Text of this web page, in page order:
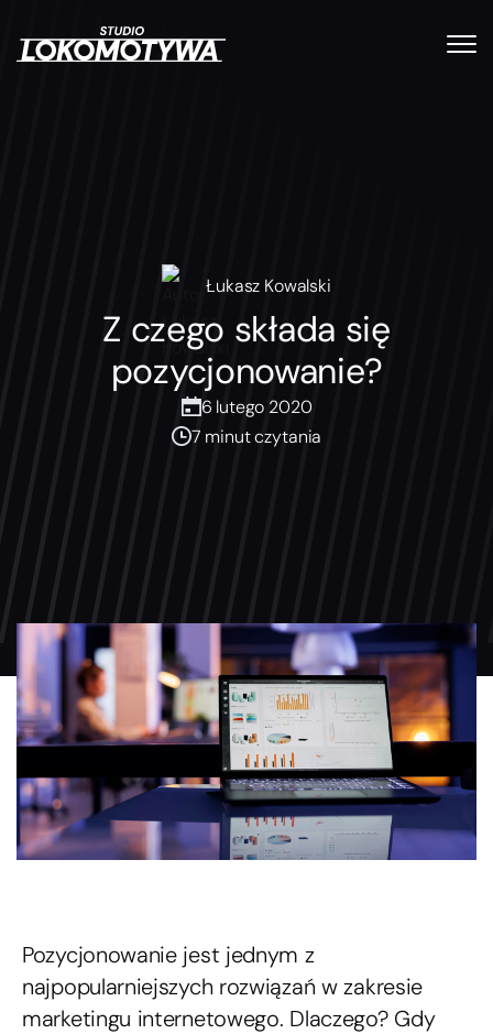
Łukasz Kowalski
Z czego składa się
pozycjonowanie?
6 lutego 2020
7 minut czytania
Pozycjonowanie jest jednym z
najpopularniejszych rozwiązań w zakresie
marketingu internetowego. Dlaczego? Gdy